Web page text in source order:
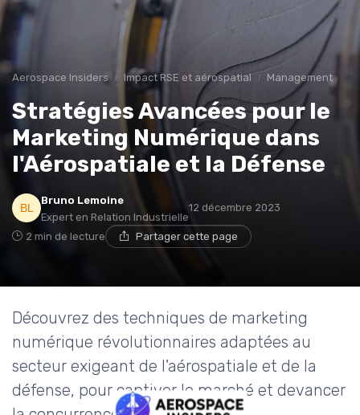
Aerospace Insiders Impact RSE et aérospatial Management
Stratégies Avancées pour le
Marketing Numérique dans
l'Aérospatiale et la Défense
Bruno Lemoine
Expert en Relation Industrielle
12 décembre 2023
2 min de lecture Partager cette page
Découvrez des techniques de marketing
numérique révolutionnaires adaptées au
secteur exigeant de l'aérospatiale et de la
défense, pour captiver le marché et devancer